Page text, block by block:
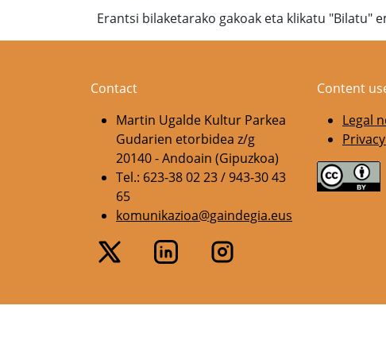
Erantsi bilaketarako gakoak eta klikatu "Bilatu"
Contact
Martin Ugalde Kultur Parkea
Gudarien etorbidea z/g
20140 - Andoain (Gipuzkoa)
Tel.: 623-38 02 23 / 943-30 43
65
komunikazioa@gaindegia.eus
Content
Legal